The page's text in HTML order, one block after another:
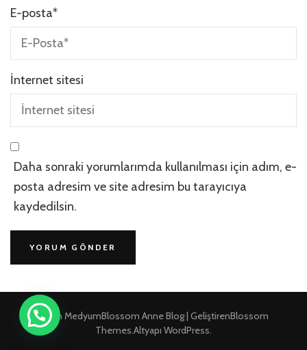
E-posta*
İnternet sitesi
Daha sonraki yorumlarımda kullanılması için adım, e-
posta adresim ve site adresim bu tarayıcıya
kaydedilsin.
Kadın MedyumBlossom Anne Blog | GeliştirenBlossom
Themes.Altyapı WordPress.